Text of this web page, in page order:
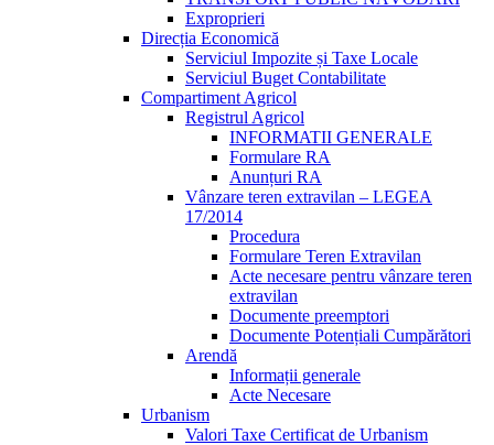
Exproprieri
Direcția Economică
Serviciul Impozite și Taxe Locale
Serviciul Buget Contabilitate
Compartiment Agricol
Registrul Agricol
INFORMATII GENERALE
Formulare RA
Anunțuri RA
Vânzare teren extravilan – LEGEA
17/2014
Procedura
Formulare Teren Extravilan
Acte necesare pentru vânzare teren
extravilan
Documente preemptori
Documente Potențiali Cumpărători
Arendă
Informații generale
Acte Necesare
Urbanism
Valori Taxe Certificat de Urbanism